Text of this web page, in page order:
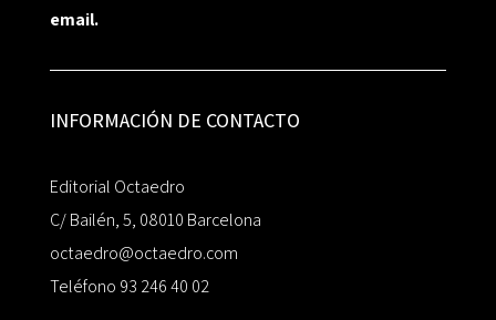
email.
INFORMACIÓN DE CONTACTO
Editorial Octaedro
C/ Bailén, 5, 08010 Barcelona
octaedro@octaedro.com
Teléfono 93 246 40 02